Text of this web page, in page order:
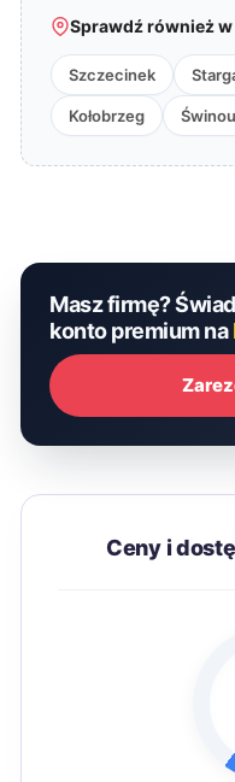
Sprawdź również
Szczecinek
Kołobrzeg
Masz firmę?
konto premium na
Ceny i